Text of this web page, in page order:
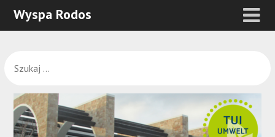
Wyspa Rodos